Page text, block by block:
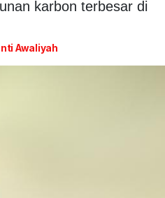
karbon terbesar di
Awaliyah